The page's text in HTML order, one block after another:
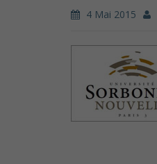
4 Mai 2015